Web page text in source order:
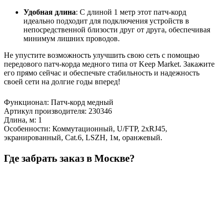
Удобная длина: С длиной 1 метр этот патч-корд
идеально подходит для подключения устройств в
непосредственной близости друг от друга, обеспечивая
минимум лишних проводов.
Не упустите возможность улучшить свою сеть с помощью
передового патч-корда медного типа от Keep Market. Закажите
его прямо сейчас и обеспечьте стабильность и надежность
своей сети на долгие годы вперед!
Функционал: Патч-корд медный
Артикул производителя: 230346
Длина, м: 1
Особенности: Коммутационный, U/FTP, 2xRJ45,
экранированный, Cat.6, LSZH, 1м, оранжевый.
Где забрать заказ в Москве?